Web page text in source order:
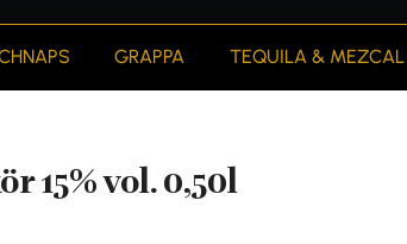
GRAPPA TEQUILA & MEZCAL
15% vol. 0,50l